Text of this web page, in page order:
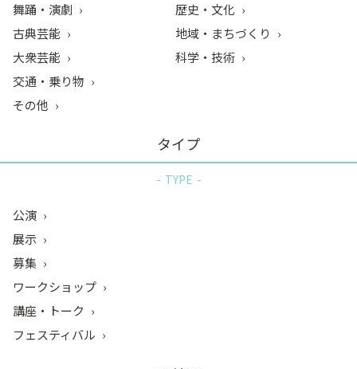
舞踊・演劇
古典芸能
大衆芸能
歴史・文化
地域・まちづくり
科学・技術
交通・乗り物
その他
タイプ
TYPE
公演
展示
募集
ワークショップ
講座・トーク
フェスティバル